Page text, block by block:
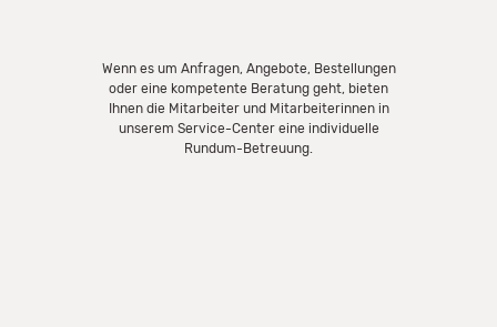
Wenn es um Anfragen, Angebote, Bestellungen
oder eine kompetente Beratung geht, bieten
Ihnen die Mitarbeiter und Mitarbeiterinnen in
unserem Service-Center eine individuelle
Rundum-Betreuung.